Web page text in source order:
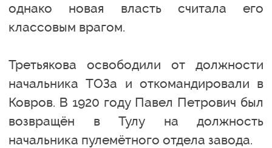
однако новая власть считала его
классовым врагом.
Третьякова освободили от должности
начальника ТОЗа и откомандировали в
Ковров. В 1920 году Павел Петрович был
возвращён в Тулу на должность
начальника пулемётного отдела завода.